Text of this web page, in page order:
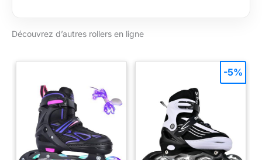
Découvrez d’autres rollers en ligne
-5%